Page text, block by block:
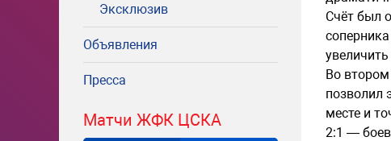
Эксклюзив
Объявления
Пресса
Матчи ЖФК ЦСКА
Счёт был
Во
позволил
месте и
2:1 —